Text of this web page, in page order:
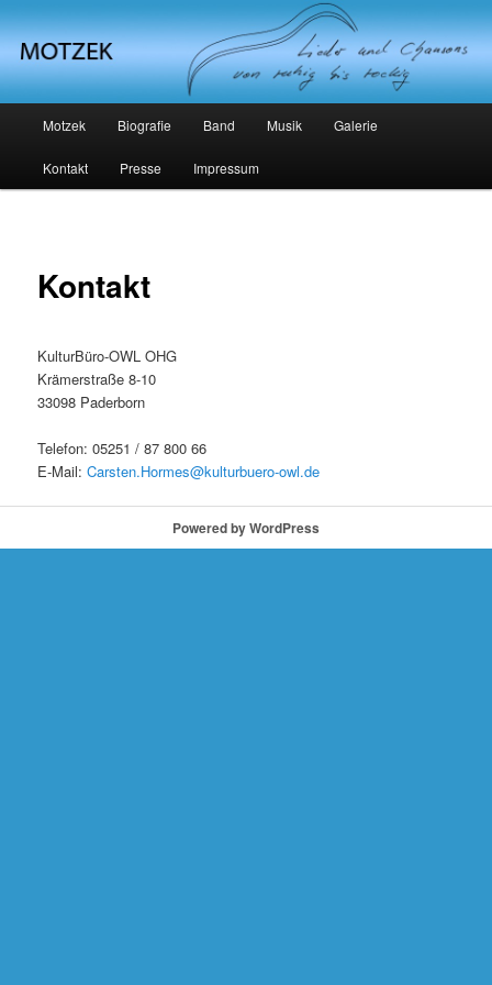
Michael Motzek
Zum Inhalt wechseln
Motzek Biografie Band Musik Galerie
Kontakt Presse Impressum
Kontakt
KulturBüro-OWL OHG
Krämerstraße 8-10
33098 Paderborn
Telefon: 05251 / 87 800 66
E-Mail:Carsten.Hormes@kulturbuero-owl.de
Powered by WordPress